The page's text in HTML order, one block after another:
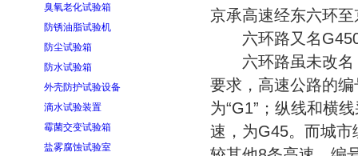
臭氧老化试验箱
防锈油脂试验机
防尘试验箱
防水试验箱
外壳防护试验设备
滴水试验装置
霉菌交变试验箱
盐雾腐蚀试验室
京承高速经东六环
六环路又名
六环路虽未改名
要求，高速公路的
为“G1”；纵线和横
速，为G45。而城